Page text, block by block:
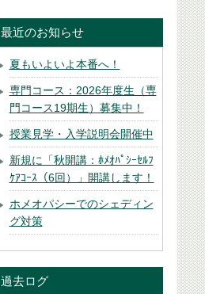
最近のお知らせ
夏もいよいよ本番へ！
専門コース：2026年度生（専
門コース19期生）募集中！
授業見学・入学説明会開催中
新規に「秋開講：ﾎﾒｵﾊﾟｼｰｾﾙﾌ
ｹｱｺｰｽ（6回）」開講します！
ホメオパシーでのシェディン
グ対策
過去ログ